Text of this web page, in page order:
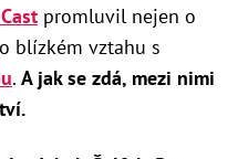
promluvil nejen o
blízkém vztahu s
. A jak se zdá, mezi nimi